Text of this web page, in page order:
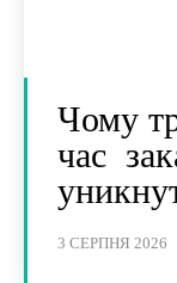
Чому
час
3 СЕРПНЯ 2026